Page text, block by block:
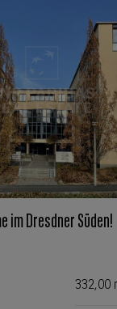
im Dresdner Süden!
332,00